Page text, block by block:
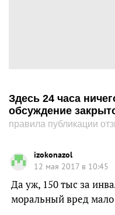
Здесь 24 часа
обсуждение
правила публикации
izokonazol
12 мая 2017 в 10:45
Да уж, 150 тыс за
моральный вред